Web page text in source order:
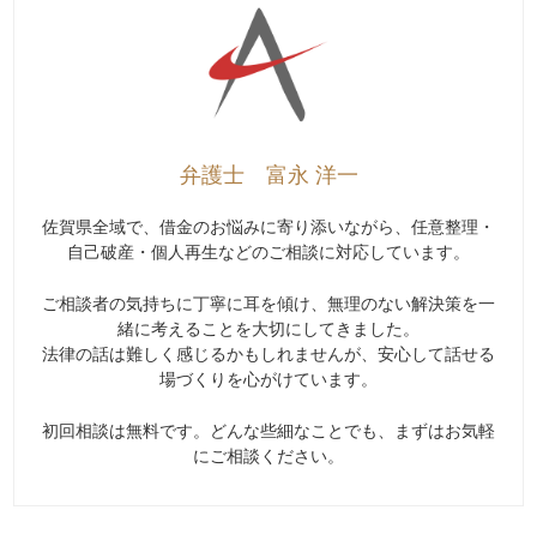
弁護士 富永 洋一
佐賀県全域で、借金のお悩みに寄り添いながら、任意整理・
自己破産・個人再生などのご相談に対応しています。
ご相談者の気持ちに丁寧に耳を傾け、無理のない解決策を一
緒に考えることを大切にしてきました。
法律の話は難しく感じるかもしれませんが、安心して話せる
場づくりを心がけています。
初回相談は無料です。どんな些細なことでも、まずはお気軽
にご相談ください。